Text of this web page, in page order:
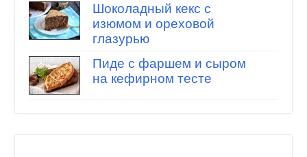
Шоколадный кекс с
изюмом и ореховой
глазурью
Пиде с фаршем и сыром
на кефирном тесте